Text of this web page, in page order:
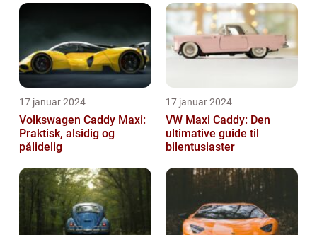
17 januar 2024
Volkswagen Caddy Maxi:
Praktisk, alsidig og
pålidelig
17 januar 2024
VW Maxi Caddy: Den
ultimative guide til
bilentusiaster